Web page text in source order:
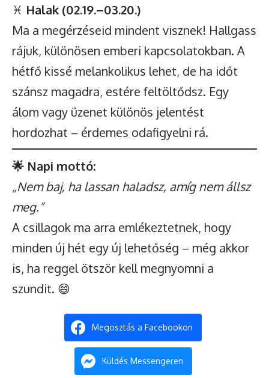
♓ Halak (02.19.–03.20.)
Ma a megérzéseid mindent visznek! Hallgass
rájuk, különösen emberi kapcsolatokban. A
hétfő kissé melankolikus lehet, de ha időt
szánsz magadra, estére feltöltődsz. Egy
álom vagy üzenet különös jelentést
hordozhat – érdemes odafigyelni rá.
🌟 Napi mottó:
„Nem baj, ha lassan haladsz, amíg nem állsz
meg.”
A csillagok ma arra emlékeztetnek, hogy
minden új hét egy új lehetőség – még akkor
is, ha reggel ötször kell megnyomni a
szundit. 😄
Megosztás a Facebookon
Küldés Messengeren